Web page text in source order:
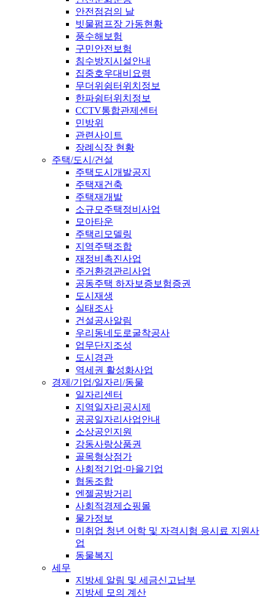
안전점검의 날
빗물펌프장 가동현황
풍수해보험
구민안전보험
침수방지시설안내
집중호우대비요령
무더위쉼터위치정보
한파쉼터위치정보
CCTV통합관제센터
민방위
관련사이트
장례식장 현황
주택/도시/건설
주택도시개발공지
주택재건축
주택재개발
소규모주택정비사업
모아타운
주택리모델링
지역주택조합
재정비촉진사업
주거환경관리사업
공동주택 하자보증보험증권
도시재생
실태조사
건설공사알림
우리동네도로굴착공사
업무단지조성
도시경관
역세권 활성화사업
경제/기업/일자리/동물
일자리센터
지역일자리공시제
공공일자리사업안내
소상공인지원
강동사랑상품권
골목형상점가
사회적기업·마을기업
협동조합
엔젤공방거리
사회적경제쇼핑몰
물가정보
미취업 청년 어학 및 자격시험 응시료 지원사
업
동물복지
세무
지방세 알림 및 세금신고납부
지방세 모의 계산